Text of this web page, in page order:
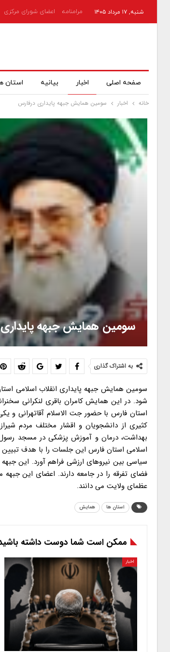
شنبه, ۱۷ مرداد ۱۴۰۵ مرامنامه اعضای شورای مرکزی
صفحه اصلی اخبار بیانیه استان
خانه اخبار سومین همایش جبهه پایداری درفارس
سومین همایش جبهه
به اشتراک گذاری
شود. در این همایش کامران باقری لنکرانی
استان فارس با حضور جت الاسلام آقاتهرانی و
کثیری از دانشجویان و اقشار مختلف مردم
بهداشت، درمان و آموزش پزشکی در مسجد رسول
اسلامی استان فارس این جلسات را با هدف تبیین
سیاسی بین نیروهای ارزشی فراهم آورد. این
فضای تفرقه را در جامعه دارند. اعضای این
عظمای ولایت می دانند.
استان ها همایش
ممکن است شما دوست داشته
اخبار